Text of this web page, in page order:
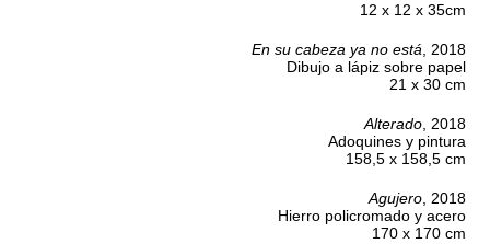
12 x 12 x 35cm
En su cabeza ya no está , 2018
Dibujo a lápiz sobre papel
21 x 30 cm
Alterado, 2018
Adoquines y pintura
158,5 x 158,5 cm
Agujero, 2018
Hierro policromado y acero
170 x 170 cm